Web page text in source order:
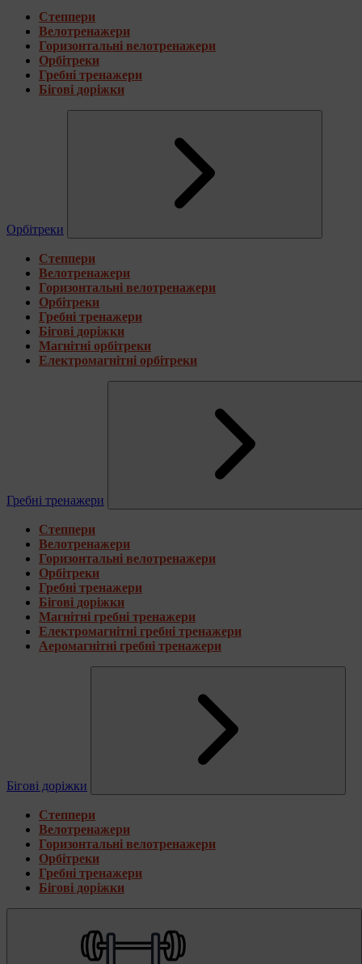
Степпери
Велотренажери
Горизонтальні велотренажери
Орбітреки
Гребні тренажери
Бігові доріжки
Орбітреки
Степпери
Велотренажери
Горизонтальні велотренажери
Орбітреки
Гребні тренажери
Бігові доріжки
Магнітні орбітреки
Електромагнітні орбітреки
Гребні тренажери
Степпери
Велотренажери
Горизонтальні велотренажери
Орбітреки
Гребні тренажери
Бігові доріжки
Магнітні гребні тренажери
Електромагнітні гребні тренажери
Аеромагнітні гребні тренажери
Бігові доріжки
Степпери
Велотренажери
Горизонтальні велотренажери
Орбітреки
Гребні тренажери
Бігові доріжки